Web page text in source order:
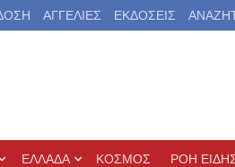
ΑΓΓΕΛΙΕΣ ΕΚΔΟΣΕΙΣ
ΕΛΛΑΔΑ ΚΟΣΜΟΣ ΡΟΗ